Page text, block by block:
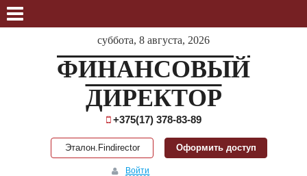
суббота, 8 августа, 2026
ФИНАНСОВЫЙ
ДИРЕКТОР
+375(17) 378-83-89
Эталон.Findirector Оформить доступ
Войти